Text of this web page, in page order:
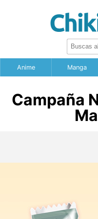
Anime Manga
Campaña